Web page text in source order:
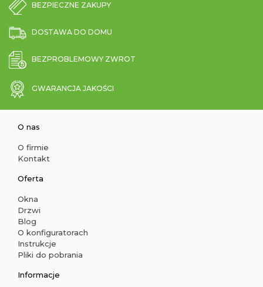
BEZPIECZNE ZAKUPY
DOSTAWA DO DOMU
BEZPROBLEMOWY ZWROT
GWARANCJA JAKOŚCI
O nas
O firmie
Kontakt
Oferta
Okna
Drzwi
Blog
O konfiguratorach
Instrukcje
Pliki do pobrania
Informacje